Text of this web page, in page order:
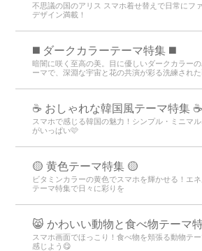
不思議の国のアリス スマホ着せ替えで日常にフ
デザイン満載！
️◼️ ダークカラーテーマ特集️ ◼️
暗闇に咲く至高の美。目に優しいダークカラー
ーマで、深淵な宇宙と花の共演が彩る洗練され
☕ おしゃれな韓国風テーマ特集 ☕
スマホで感じる韓国の魅力！シンプル・ミニマ
がいっぱい🩷
🟡 黄色テーマ特集 🟡
ビタミンカラーの黄色でスマホを輝かせる！エ
テーマ特集で日々に彩りを
😸 かわいい動物と食べ物テーマ
スマホ画面でほっこり！食べ物を頬張る動物テ
感じよう😋